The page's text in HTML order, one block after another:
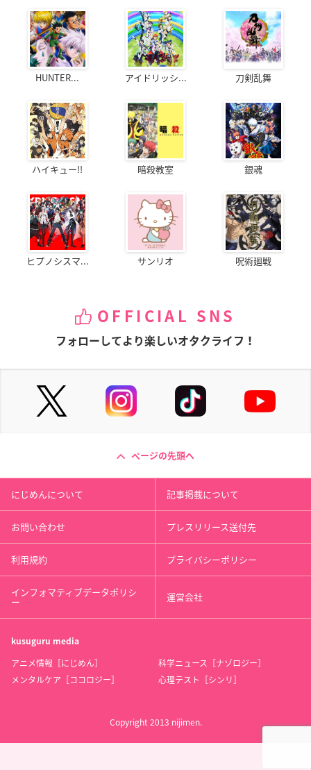
HUNTER... アイドリッシ... 刀剣乱舞
ハイキュー!! 暗殺教室 銀魂
ヒプノシスマ... サンリオ 呪術廻戦
OFFICIAL SNS
フォローしてより楽しいオタクライフ！
ページの先頭へ
にじめんについて 記事掲載について
お問い合わせ プレスリリース送付先
利用規約 プライバシーポリシー
インフォマティブデータポリシ
ー 運営会社
kusuguru media
アニメ情報［にじめん］
科学ニュース［ナゾロジー］
メンタルケア［ココロジー］
心理テスト［シンリ］
Copyright 2013 nijimen.